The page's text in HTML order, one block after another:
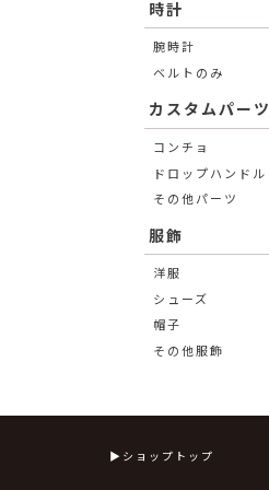
時計
腕時計
ベルトのみ
カスタムパーツ
コンチョ
ドロップハンドル
その他パーツ
服飾
洋服
シューズ
帽子
その他服飾
ショップトップ